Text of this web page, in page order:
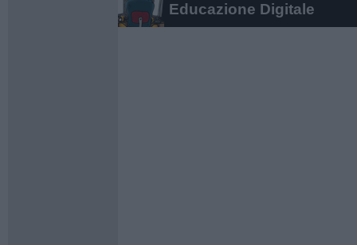
Educazione Digitale